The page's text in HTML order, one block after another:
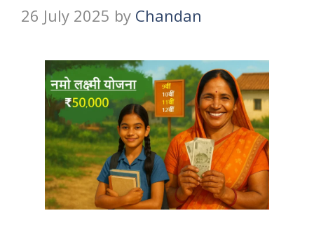
26 July 2025 by Chandan